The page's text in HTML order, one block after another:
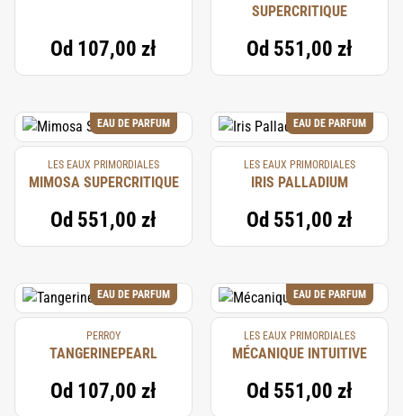
Od 107,00 zł
SUPERCRITIQUE
Od 551,00 zł
EAU DE PARFUM
LES EAUX PRIMORDIALES
MIMOSA SUPERCRITIQUE
Od 551,00 zł
EAU DE PARFUM
LES EAUX PRIMORDIALES
IRIS PALLADIUM
Od 551,00 zł
EAU DE PARFUM
PERROY
TANGERINEPEARL
Od 107,00 zł
EAU DE PARFUM
LES EAUX PRIMORDIALES
MÉCANIQUE INTUITIVE
Od 551,00 zł